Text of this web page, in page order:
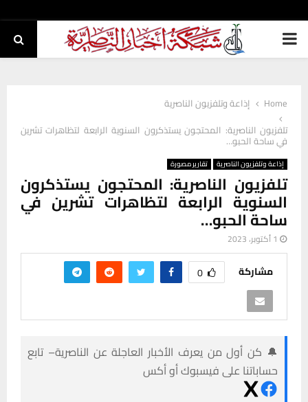
PRIMARY
Home
إذاعة وتلفزيون الناصرية
تلفزيون الناصرية: المحتجون يستذكرون السنوية الرابعة لتظاهرات تشرين
في ساحة الحبو…
إذاعة وتلفزيون الناصرية تقارير مصورة
تلفزيون الناصرية: المحتجون يستذكرون
السنوية الرابعة لتظاهرات تشرين في
ساحة الحبو…
1 أكتوبر، 2023
مشاركة 0
🔔 كن أول من يعرف الأخبار العاجلة عن الناصرية– تابع
حساباتنا على فيسبوك أو أكس